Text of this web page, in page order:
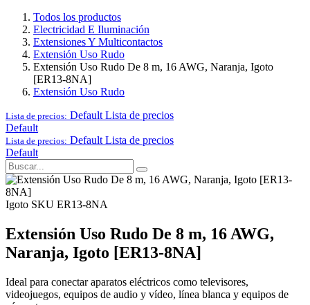
Todos los productos
Electricidad E Iluminación
Extensiones Y Multicontactos
Extensión Uso Rudo
Extensión Uso Rudo De 8 m, 16 AWG, Naranja, Igoto
[ER13-8NA]
Extensión Uso Rudo
Lista de precios: Default Lista de precios
Default
Lista de precios: Default Lista de precios
Default
Igoto SKU ER13-8NA
Extensión Uso Rudo De 8 m, 16 AWG,
Naranja, Igoto [ER13-8NA]
Ideal para conectar aparatos eléctricos como televisores,
videojuegos, equipos de audio y vídeo, línea blanca y equipos de